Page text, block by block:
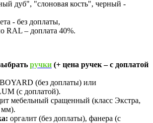
дуб", "слоновая кость", черный -
- без доплаты,
RAL – доплата 40%.
ручки (+ цена ручек – с доплатой
BOYARD (без доплаты) или
(с доплатой).
мебельный сращенный (класс Экстра,
мм).
оргалит (без доплаты), фанера (с